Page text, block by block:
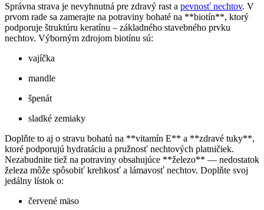
Správna strava je nevyhnutná pre zdravý rast a pevnosť nechtov. V
prvom rade sa zamerajte na potraviny bohaté na **biotín**, ktorý
podporuje štruktúru keratínu – základného stavebného prvku
nechtov. Výborným zdrojom biotínu sú:
vajíčka
mandle
špenát
sladké zemiaky
Doplňte to aj o stravu bohatú na **vitamín E** a **zdravé tuky**,
ktoré podporujú hydratáciu a pružnosť nechtových platničiek.
Nezabudnite tiež na potraviny obsahujúce **železo** — nedostatok
železa môže spôsobiť krehkosť a lámavosť nechtov. Doplňte svoj
jedálny lístok o:
červené mäso